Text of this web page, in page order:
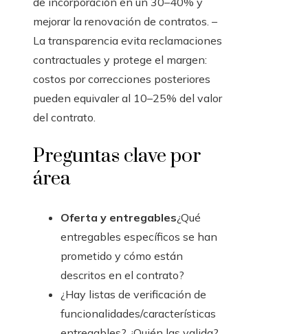
mejorar la renovación de contratos. –
La transparencia evita reclamaciones
contractuales y protege el margen:
costos por correcciones posteriores
pueden equivaler al 10–25% del valor
del contrato.
Preguntas clave por
área
Oferta y entregables¿Qué
entregables específicos se han
prometido y cómo están
descritos en el contrato?
¿Hay listas de verificación de
funcionalidades/características